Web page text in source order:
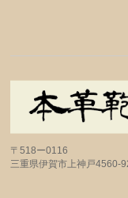
〒518ー0116
三重県伊賀市上神戸4560-